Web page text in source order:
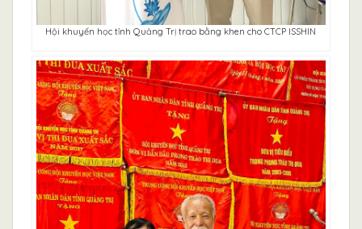
Hội khuyến học tỉnh Quảng Trị trao bằng khen cho CTCP ISSHIN